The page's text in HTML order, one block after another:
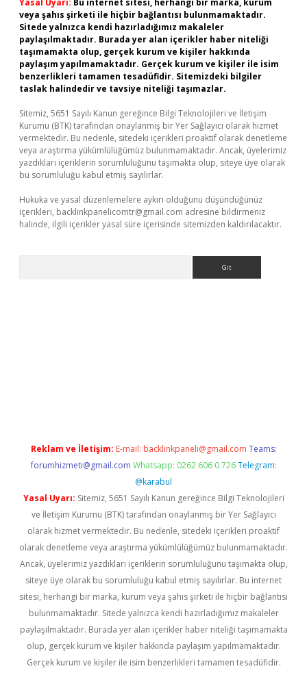
Yasal Uyarı: Bu internet sitesi, herhangi bir marka, kurum
veya şahıs şirketi ile hiçbir bağlantısı bulunmamaktadır.
Sitede yalnızca kendi hazırladığımız makaleler
paylaşılmaktadır. Burada yer alan içerikler haber niteliği
taşımamakta olup, gerçek kurum ve kişiler hakkında
paylaşım yapılmamaktadır. Gerçek kurum ve kişiler ile isim
benzerlikleri tamamen tesadüfidir. Sitemizdeki bilgiler
taslak halindedir ve tavsiye niteliği taşımazlar.
Sitemiz, 5651 Sayılı Kanun gereğince Bilgi Teknolojileri ve İletişim
Kurumu (BTK) tarafından onaylanmış bir Yer Sağlayıcı olarak hizmet
vermektedir. Bu nedenle, sitedeki içerikleri proaktif olarak denetleme
veya araştırma yükümlülüğümüz bulunmamaktadır. Ancak, üyelerimiz
yazdıkları içeriklerin sorumluluğunu taşımakta olup, siteye üye olarak
bu sorumluluğu kabul etmiş sayılırlar.
Hukuka ve yasal düzenlemelere aykırı olduğunu düşündüğünüz
içerikleri, backlinkpanelicomtr@gmail.com adresine bildirmeniz
halinde, ilgili içerikler yasal süre içerisinde sitemizden kaldırılacaktır.
Reklam ve İletişim: E-mail: backlinkpaneli@gmail.com Teams:
forumhizmeti@gmail.com Whatsapp: 0262 606 0 726 Telegram:
@karabul
Yasal Uyarı: Sitemiz, 5651 Sayılı Kanun gereğince Bilgi Teknolojileri
ve İletişim Kurumu (BTK) tarafından onaylanmış bir Yer Sağlayıcı
olarak hizmet vermektedir. Bu nedenle, sitedeki içerikleri proaktif
olarak denetleme veya araştırma yükümlülüğümüz bulunmamaktadır.
Ancak, üyelerimiz yazdıkları içeriklerin sorumluluğunu taşımakta olup,
siteye üye olarak bu sorumluluğu kabul etmiş sayılırlar. Bu internet
sitesi, herhangi bir marka, kurum veya şahıs şirketi ile hiçbir bağlantısı
bulunmamaktadır. Sitede yalnızca kendi hazırladığımız makaleler
paylaşılmaktadır. Burada yer alan içerikler haber niteliği taşımamakta
olup, gerçek kurum ve kişiler hakkında paylaşım yapılmamaktadır.
Gerçek kurum ve kişiler ile isim benzerlikleri tamamen tesadüfidir.